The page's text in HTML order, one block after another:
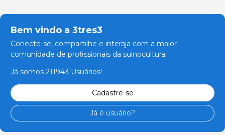
Bem vindo a 3tres3
Conecte-se, compartilhe e interaja com a maior
comunidade de profissionais da suinocultura.
Já somos 211943 Usuários!
Cadastre-se
Já é usuário?